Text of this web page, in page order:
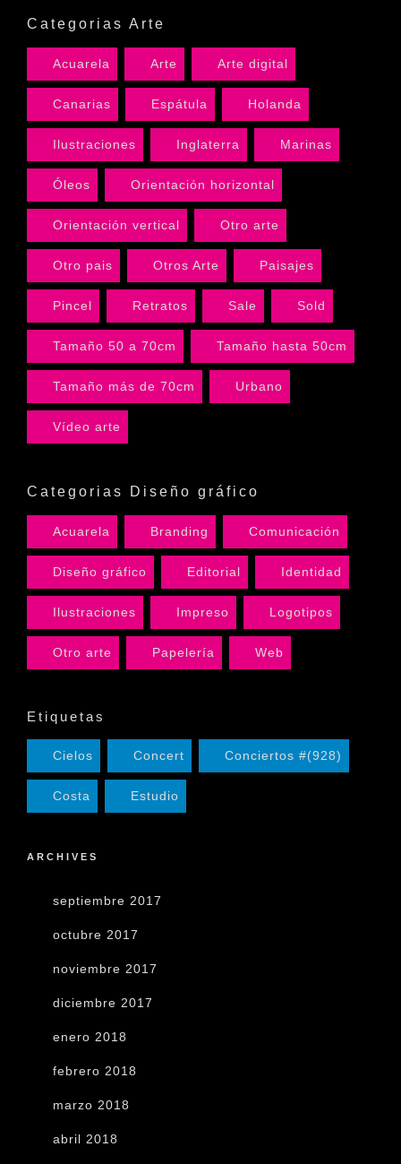
Categorias Arte
Acuarela Arte Arte digital
Canarias Espátula Holanda
Ilustraciones Inglaterra Marinas
Óleos Orientación horizontal
Orientación vertical Otro arte
Otro pais Otros Arte Paisajes
Pincel Retratos Sale Sold
Tamaño 50 a 70cm Tamaño hasta 50cm
Tamaño más de 70cm Urbano
Vídeo arte
Categorias Diseño gráfico
Acuarela Branding Comunicación
Diseño gráfico Editorial Identidad
Ilustraciones Impreso Logotipos
Otro arte Papelería Web
Etiquetas
Cielos Concert Conciertos #(928)
Costa Estudio
ARCHIVES
septiembre 2017
octubre 2017
noviembre 2017
diciembre 2017
enero 2018
febrero 2018
marzo 2018
abril 2018